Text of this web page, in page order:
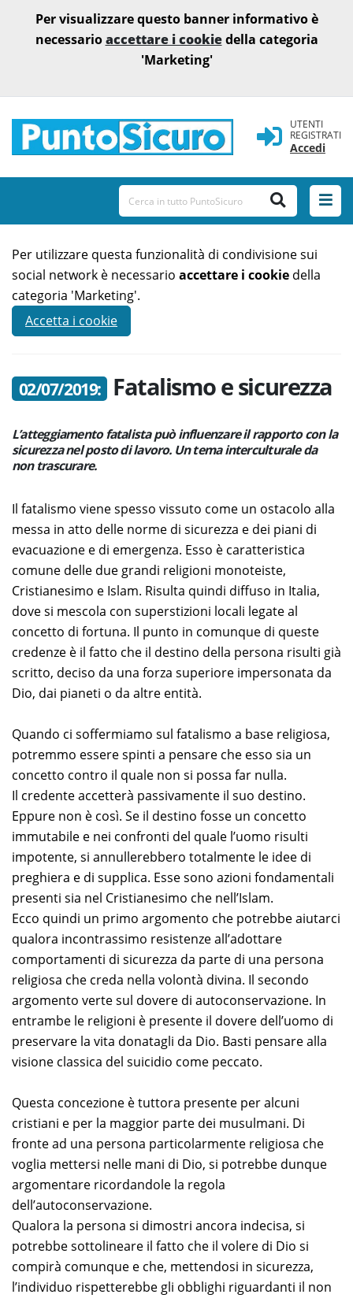
Per visualizzare questo banner informativo è
necessarioaccettare i cookiedella categoria
'Marketing'
UTENTI
REGISTRATI
Accedi
Per utilizzare questa funzionalità di condivisione sui
social network è necessario accettare i cookie della
categoria 'Marketing'.
Accetta i cookie
02/07/2019: Fatalismo e sicurezza
L’atteggiamento fatalista può influenzare il rapporto con la
sicurezza nel posto di lavoro. Un tema interculturale da
non trascurare.
Il fatalismo viene spesso vissuto come un ostacolo alla
messa in atto delle norme di sicurezza e dei piani di
evacuazione e di emergenza. Esso è caratteristica
comune delle due grandi religioni monoteiste,
Cristianesimo e Islam. Risulta quindi diffuso in Italia,
dove si mescola con superstizioni locali legate al
concetto di fortuna. Il punto in comunque di queste
credenze è il fatto che il destino della persona risulti già
scritto, deciso da una forza superiore impersonata da
Dio, dai pianeti o da altre entità.
Quando ci soffermiamo sul fatalismo a base religiosa,
potremmo essere spinti a pensare che esso sia un
concetto contro il quale non si possa far nulla.
Il credente accetterà passivamente il suo destino.
Eppure non è così. Se il destino fosse un concetto
immutabile e nei confronti del quale l’uomo risulti
impotente, si annullerebbero totalmente le idee di
preghiera e di supplica. Esse sono azioni fondamentali
presenti sia nel Cristianesimo che nell’Islam.
Ecco quindi un primo argomento che potrebbe aiutarci
qualora incontrassimo resistenze all’adottare
comportamenti di sicurezza da parte di una persona
religiosa che creda nella volontà divina. Il secondo
argomento verte sul dovere di autoconservazione. In
entrambe le religioni è presente il dovere dell’uomo di
preservare la vita donatagli da Dio. Basti pensare alla
visione classica del suicidio come peccato.
Questa concezione è tuttora presente per alcuni
cristiani e per la maggior parte dei musulmani. Di
fronte ad una persona particolarmente religiosa che
voglia mettersi nelle mani di Dio, si potrebbe dunque
argomentare ricordandole la regola
dell’autoconservazione.
Qualora la persona si dimostri ancora indecisa, si
potrebbe sottolineare il fatto che il volere di Dio si
compirà comunque e che, mettendosi in sicurezza,
l’individuo rispetterebbe gli obblighi riguardanti il non